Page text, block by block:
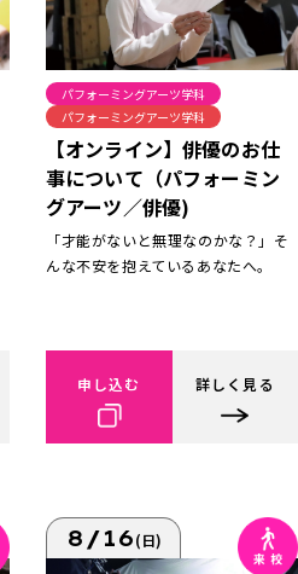
パフォーミングアーツ学科
パフォーミングアーツ学科
【オンライン】俳優のお仕
事について（パフォーミン
グアーツ／俳優)
「才能がないと無理なのかな？」そ
んな不安を抱えているあなたへ。
申し込む 詳しく見る
8/16(日)